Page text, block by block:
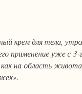
крем для тела,
применение уже с
на область